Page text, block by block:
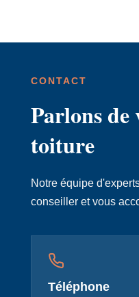
CONTACT
Parlons
toiture
Notre équipe
conseiller et vous
Téléphone